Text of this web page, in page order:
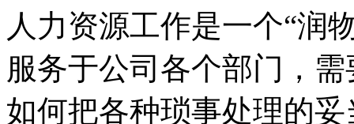
人力资源工作是一个“润
服务于公司各个部门，
如何把各种琐事处理的